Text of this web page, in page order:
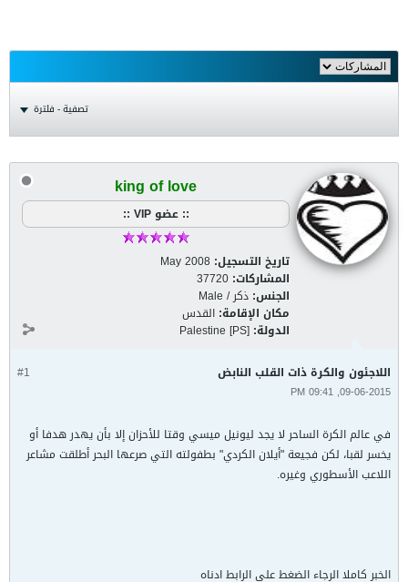
تصفية - فلترة
king of love
:: عضو VIP ::
تاريخ التسجيل: May 2008
المشاركات: 37720
الجنس: ذكر / Male
مكان الإقامة: القدس
الدولة: Palestine [PS]
#1 اللاجئون والكرة ذات القلب النابض
09-06-2015, 09:41 PM
في عالم الكرة الساحر لا يجد ليونيل ميسي وقتا للأحزان إلا بأن يهدر هدفا أو
يخسر لقبا، لكن فجيعة "أيلان الكردي" بطفولته التي صرعها البحر أطلقت مشاعر
اللاعب الأسطوري وغيره.
الخبر كاملا الرجاء الضغط على الرابط ادناه